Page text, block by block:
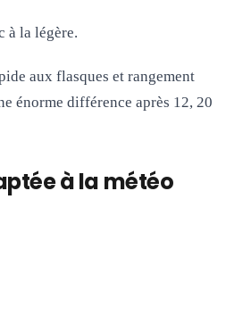
à la légère.
aux flasques et rangement
énorme différence après 12, 20
à la météo